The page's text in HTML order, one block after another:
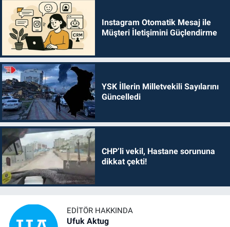
Instagram Otomatik Mesaj ile
Müşteri İletişimini Güçlendirme
YSK İllerin Milletvekili Sayılarını
Güncelledi
CHP’li vekil, Hastane sorununa
dikkat çekti!
EDITÖR HAKKINDA
Ufuk Aktug